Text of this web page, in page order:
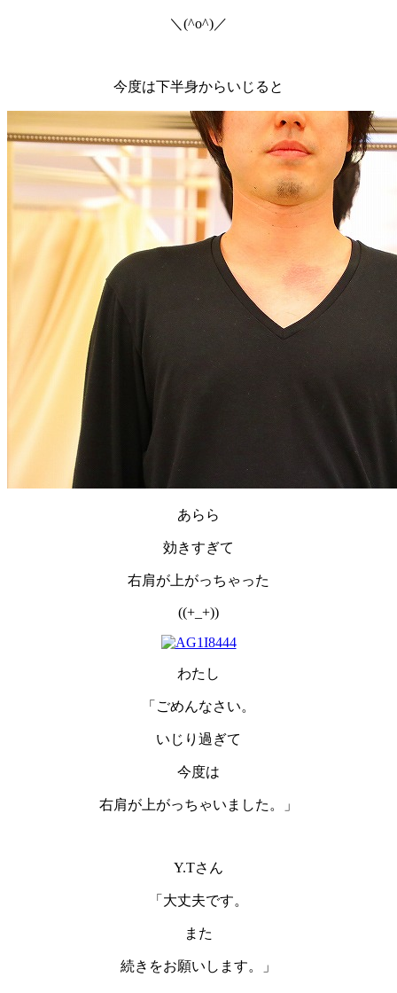
＼(^o^)／
今度は下半身からいじると
あらら
効きすぎて
右肩が上がっちゃった
((+_+))
わたし
「ごめんなさい。
いじり過ぎて
今度は
右肩が上がっちゃいました。」
Y.Tさん
「大丈夫です。
また
続きをお願いします。」